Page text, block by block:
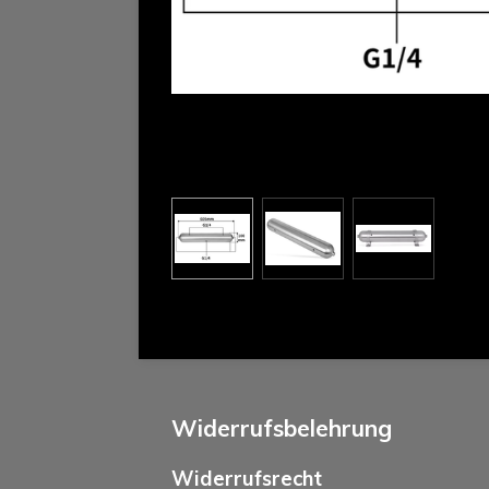
Widerrufsbelehrung
Widerrufsrecht